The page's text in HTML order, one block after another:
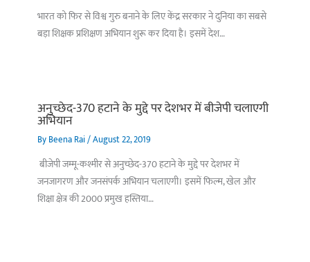
भारत को फिर से विश्व गुरु बनाने के लिए केंद्र सरकार ने दुनिया का सबसे
बड़ा शिक्षक प्रशिक्षण अभियान शुरू कर दिया है। इसमें देश…
अनुच्छेद-370 हटाने के मुद्दे पर देशभर में बीजेपी चलाएगी
अभियान
ByBeena Rai/August 22, 2019
बीजेपी जम्मू-कश्मीर से अनुच्छेद-370 हटाने के मुद्दे पर देशभर में
जनजागरण और जनसंपर्क अभियान चलाएगी। इसमें फिल्म, खेल और
शिक्षा क्षेत्र की 2000 प्रमुख हस्तिया…